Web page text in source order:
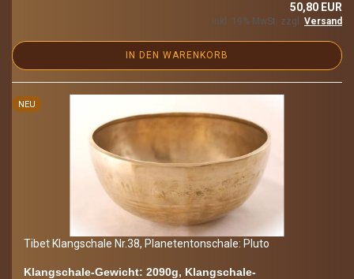
50,80 EUR
inkl. 19% MwSt. zzgl. Versand
IN DEN WARENKORB
NEU
Tibet Klang­scha­le Nr.38, Pla­ne­ten­ton­scha­le: Pluto
Klangschale-​Gewicht: 2090g, Klangschale-​